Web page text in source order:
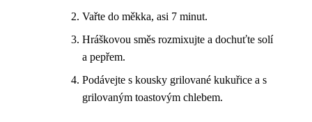
Vařte do měkka, asi 7 minut.
Hráškovou směs rozmixujte a dochuťte solí
a pepřem.
Podávejte s kousky grilované kukuřice a s
grilovaným toastovým chlebem.